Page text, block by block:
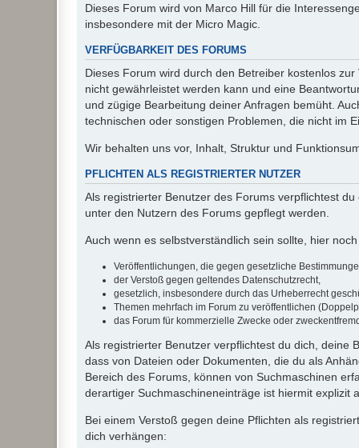
Dieses Forum wird von Marco Hill für die
insbesondere mit der Micro Magic.
VERFÜGBARKEIT DES FORUMS
Dieses Forum wird durch den Betreiber kostenlos
nicht gewährleistet werden kann und eine
und zügige Bearbeitung deiner Anfragen bemüht.
technischen oder sonstigen Problemen, die nicht im
Wir behalten uns vor, Inhalt, Struktur und
PFLICHTEN ALS REGISTRIERTER NUTZER
Als registrierter Benutzer des Forums verpflichtest
unter den Nutzern des Forums gepflegt werden.
Auch wenn es selbstverständlich sein sollte, hier
Veröffentlichungen, die gegen gesetzliche
der Verstoß gegen geltendes Datenschutzrecht,
gesetzlich, insbesondere durch das Urheberrecht
Themen mehrfach im Forum zu veröffentlichen
das Forum für kommerzielle Zwecke oder
Als registrierter Benutzer verpflichtest du dich, deine
dass von Dateien oder Dokumenten, die du als
Bereich des Forums, können von Suchmaschinen
derartiger Suchmaschineneinträge ist hiermit explizit
Bei einem Verstoß gegen deine Pflichten als
dich verhängen: